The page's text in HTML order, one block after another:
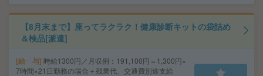
【8月末まで】座ってラクラク！健康診断キットの袋詰め
＆検品[派遣]
給 与 時給1300円／月収例：191,100円＝1,300円×
7時間×21日勤務の場合＋残業代、交通費別途支給